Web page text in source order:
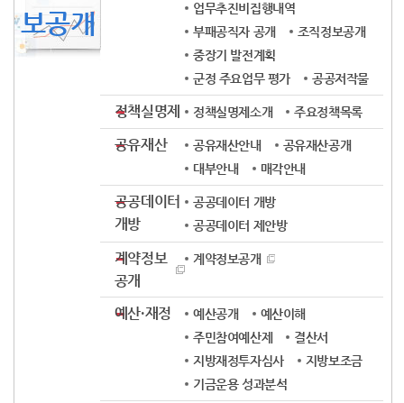
보공개
업무추진비집행내역
부패공직자 공개
조직정보공개
중장기 발전계획
군정 주요업무 평가
공공저작물
정책실명제 정책실명제소개 주요정책목록
공유재산 공유재산안내
공유재산공개
대부안내
매각안내
공공데이터
개방
공공데이터 개방
공공데이터 제안방
계약정보
공개
계약정보공개
예산·재정 예산공개
예산이해
주민참여예산제
결산서
지방재정투자심사
지방보조금
기금운용 성과분석